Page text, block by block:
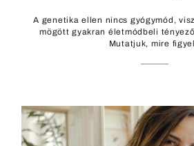
A genetika ellen nincs gyógymód,
mögött gyakran életmódbeli
Mutatjuk, mire